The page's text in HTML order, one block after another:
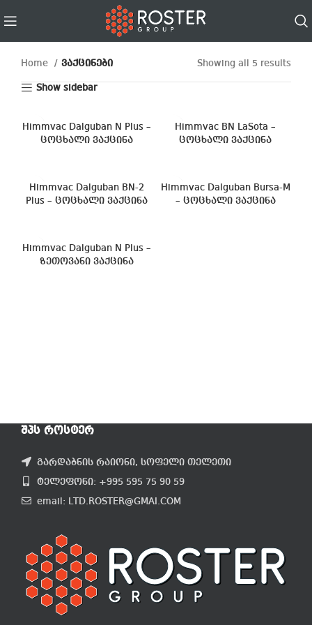
Home ვაქცინები Showing all 5 results
Show sidebar
Himmvac Dalguban N Plus –
ცოცხალი ვაქცინა
Himmvac BN LaSota –
ცოცხალი ვაქცინა
Himmvac Dalguban BN-2
Plus – ცოცხალი ვაქცინა
Himmvac Dalguban Bursa-M
– ცოცხალი ვაქცინა
Himmvac Dalguban N Plus –
ზეთოვანი ვაქცინა
ᲨᲞᲡ ᲠᲝᲡᲢᲔᲠ
გარდაბნის რაიონი, სოფელი თელეთი
ტელეფონი: +995 595 75 90 59
email: LTD.ROSTER@GMAI.COM